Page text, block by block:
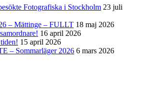
Fotografiska i Stockholm 23 juli
– Mättinge – FULLT 18 maj 2026
16 april 2026
15 april 2026
– Sommarläger 2026 6 mars 2026